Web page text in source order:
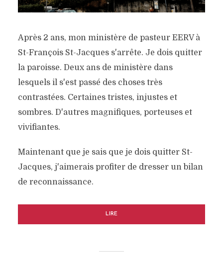
Après 2 ans, mon ministère de pasteur EERV à
St-François St-Jacques s'arrête. Je dois quitter
la paroisse. Deux ans de ministère dans
lesquels il s'est passé des choses très
contrastées. Certaines tristes, injustes et
sombres. D'autres magnifiques, porteuses et
vivifiantes.
Maintenant que je sais que je dois quitter St-
Jacques, j'aimerais profiter de dresser un bilan
de reconnaissance.
LIRE